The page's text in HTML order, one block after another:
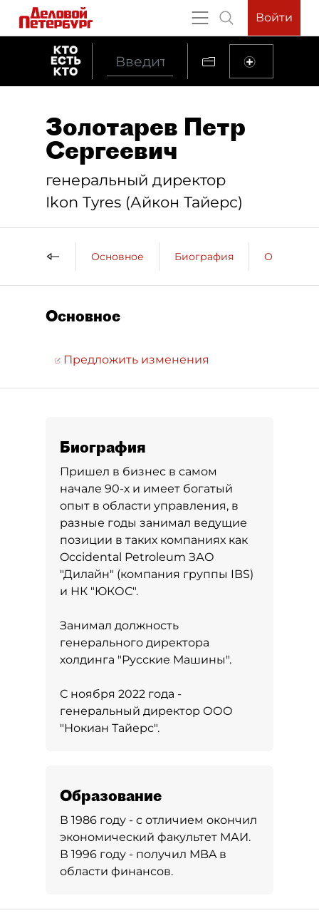
Войти
Золотарев Петр
Сергеевич
генеральный директор
Ikon Tyres (Айкон Тайерс)
Основное Биография
Основное
Предложить изменения
Биография
Пришел в бизнес в самом
начале 90-х и имеет богатый
опыт в области управления, в
разные годы занимал ведущие
позиции в таких компаниях как
Occidental Petroleum ЗАО
"Дилайн" (компания группы IBS)
и НК "ЮКОС".
Занимал должность
генерального директора
холдинга "Русские Машины".
С ноября 2022 года -
генеральный директор ООО
"Нокиан Тайерс".
Образование
В 1986 году - с отличием окончил
экономический факультет МАИ.
В 1996 году - получил MBA в
области финансов.